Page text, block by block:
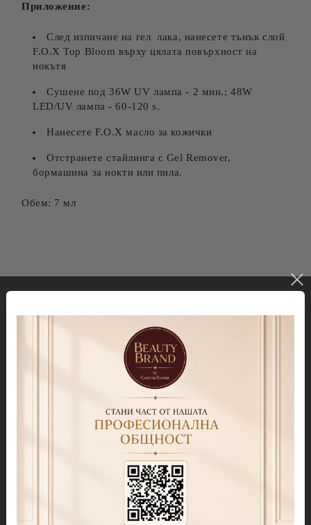
Приложение:
След изпичане на гел лака, нанесете тънък слой
F.O.X Top Bloom върху цялата повърхност на
нокътя
Сушене под 36W UV лампа - 2 мин.; 48W
LED/UV лампа - 60-120 s.
Нанесете F.O.X масло за кожички
Отстранете стайлинга с Gel Remover,
бормашина за нокти или пила.
Обем: 7 мл
Гел лакове
Колекция Spectrum 14 ml
Колекция Spectrum Shot 5гр.
Колекция Moulin Rouge
Колекция Mocha Mousse
Slime gel
Гел бои
Брокати, Фолиа и др.
Акварелни капки
Препарати
Дезинфектанти и
консумативи